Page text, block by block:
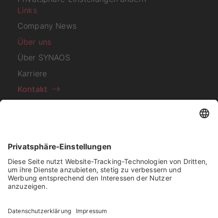
Links
Company News
Über uns
Über SYNAOS
Karriere
Kontakt
Abonnieren Sie unseren
Newsletter
Ich habe die Datenschutzerklärung